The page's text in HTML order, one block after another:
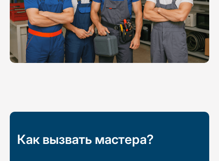
Как вызвать мастера?